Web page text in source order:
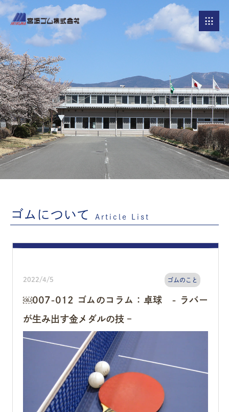
ゴムについて Article List
2022/4/5 ゴムのこと
￼007-012 ゴムのコラム：卓球 - ラバー
が生み出す金メダルの技 –